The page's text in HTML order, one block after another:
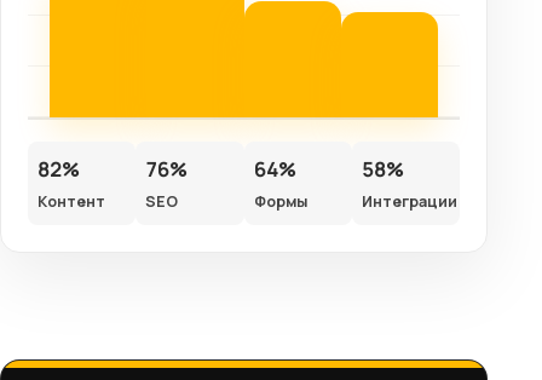
82%
Контент
76%
SEO
64%
Формы
58%
Интеграции